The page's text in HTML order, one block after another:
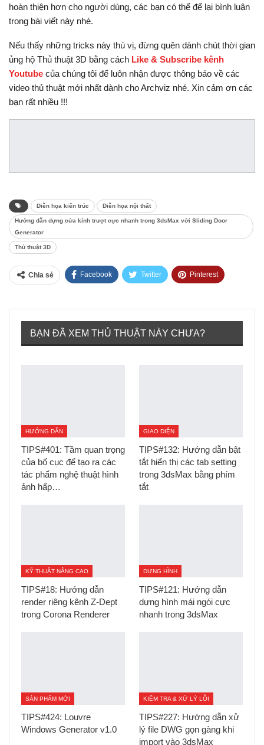
hoàn thiện hơn cho người dùng, các bạn có thể để lại bình luận
trong bài viết này nhé.
Nếu thấy những tricks này thú vị, đừng quên dành chút thời gian
ủng hộ Thủ thuật 3D bằng cách Like & Subscribe kênh
Youtube của chúng tôi để luôn nhận được thông báo về các
video thủ thuật mới nhất dành cho Archviz nhé. Xin cảm ơn các
bạn rất nhiều !!!
Diễn họa kiến trúc Diễn họa nội thất
Hướng dẫn dựng cửa kính trượt cực nhanh trong 3dsMax với Sliding Door
Generator
Thủ thuật 3D
Chia sẻ Facebook Twitter Pinterest
BẠN ĐÃ XEM THỦ THUẬT NÀY CHƯA?
HƯỚNG DẪN
TIPS#401: Tầm quan trọng
của bố cục để tạo ra các
tác phẩm nghệ thuật hình
ảnh hấp…
GIAO DIỆN
TIPS#132: Hướng dẫn bật
tắt hiển thị các tab setting
trong 3dsMax bằng phím
tắt
KỸ THUẬT NÂNG CAO
TIPS#18: Hướng dẫn
render riêng kênh Z-Dept
trong Corona Renderer
DỰNG HÌNH
TIPS#121: Hướng dẫn
dựng hình mái ngói cực
nhanh trong 3dsMax
SẢN PHẨM MỚI
TIPS#424: Louvre
Windows Generator v1.0
KIỂM TRA & XỬ LÝ LỖI
TIPS#227: Hướng dẫn xử
lý file DWG gọn gàng khi
import vào 3dsMax